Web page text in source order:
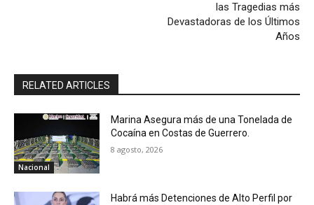
las Tragedias más
Devastadoras de los Últimos
Años
RELATED ARTICLES
Nacional
Marina Asegura más de una Tonelada de
Cocaína en Costas de Guerrero.
8 agosto, 2026
Habrá más Detenciones de Alto Perfil por